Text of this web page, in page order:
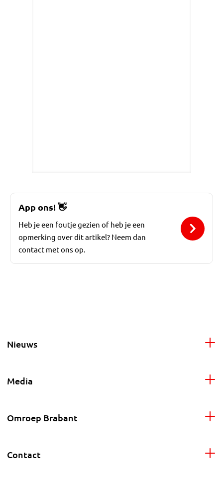
App ons!👋
Heb je een foutje gezien of heb je een
opmerking over dit artikel? Neem dan
contact met ons op.
Nieuws
Media
Omroep Brabant
Contact